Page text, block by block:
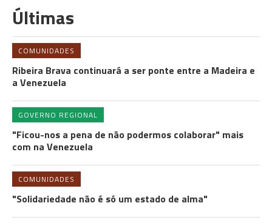
Últimas
COMUNIDADES
Ribeira Brava continuará a ser ponte entre a Madeira e
a Venezuela
GOVERNO REGIONAL
"Ficou-nos a pena de não podermos colaborar" mais
com na Venezuela
COMUNIDADES
"Solidariedade não é só um estado de alma"